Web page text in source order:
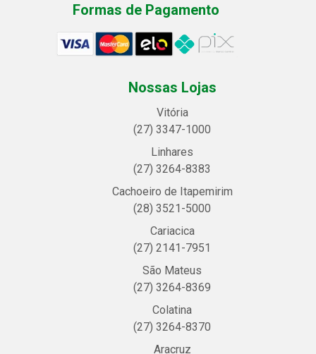
Formas de Pagamento
Nossas Lojas
Vitória
(27) 3347-1000
Linhares
(27) 3264-8383
Cachoeiro de Itapemirim
(28) 3521-5000
Cariacica
(27) 2141-7951
São Mateus
(27) 3264-8369
Colatina
(27) 3264-8370
Aracruz